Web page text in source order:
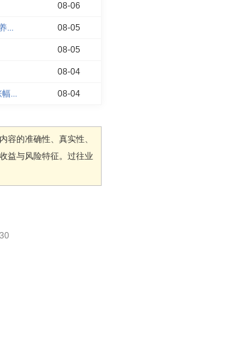
08-06
... 08-05
08-05
08-04
... 08-04
容的准确性、真实性、
益与风险特征。过往业